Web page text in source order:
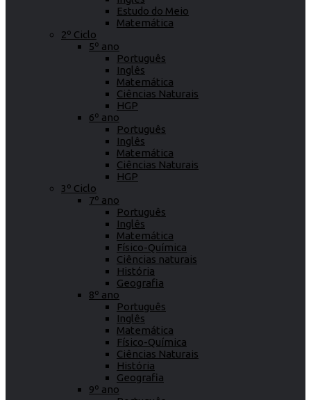
Estudo do Meio
Matemática
2º Ciclo
5º ano
Português
Inglês
Matemática
Ciências Naturais
HGP
6º ano
Português
Inglês
Matemática
Ciências Naturais
HGP
3º Ciclo
7º ano
Português
Inglês
Matemática
Físico-Química
Ciências naturais
História
Geografia
8º ano
Português
Inglês
Matemática
Físico-Química
Ciências Naturais
História
Geografia
9º ano